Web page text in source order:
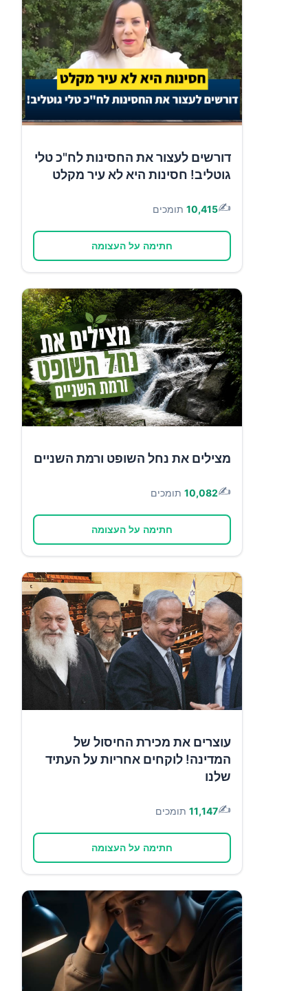
דורשים לעצור את החסינות לח"כ טלי
גוטליב! חסינות היא לא עיר מקלט
✍️
10,415 תומכים
חתימה על העצומה
מצילים את נחל השופט ורמת השניים
✍️
10,082 תומכים
חתימה על העצומה
עוצרים את מכירת החיסול של
המדינה! לוקחים אחריות על העתיד
שלנו
✍️
11,147 תומכים
חתימה על העצומה